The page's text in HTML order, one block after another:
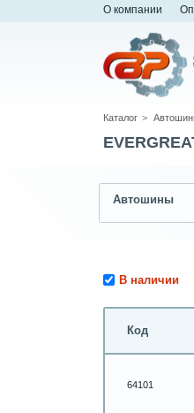
О компании
Каталог
Автошины
В наличии
Код
64101